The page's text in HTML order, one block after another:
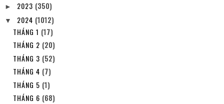
► 2023 (350)
▼ 2024 (1012)
THÁNG 1 (17)
THÁNG 2 (20)
THÁNG 3 (52)
THÁNG 4 (7)
THÁNG 5 (1)
THÁNG 6 (68)